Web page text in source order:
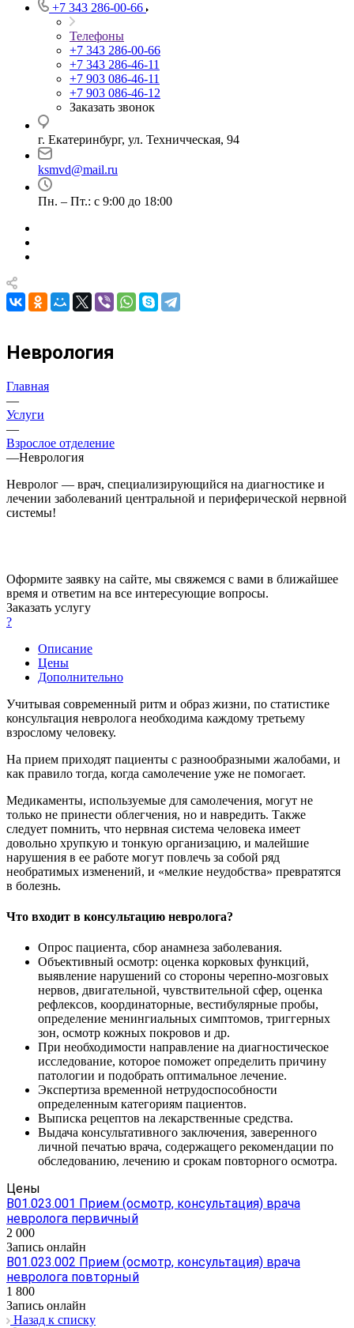
+7 343 286-00-66
Телефоны
+7 343 286-00-66
+7 343 286-46-11
+7 903 086-46-11
+7 903 086-46-12
Заказать звонок
г. Екатеринбург, ул. Техничческая, 94
ksmvd@mail.ru
Пн. – Пт.: с 9:00 до 18:00
Неврология
Главная
—
Услуги
—
Взрослое отделение
—Неврология
Невролог — врач, специализирующийся на диагностике и
лечении заболеваний центральной и периферической нервной
системы!
Оформите заявку на сайте, мы свяжемся с вами в ближайшее
время и ответим на все интересующие вопросы.
Заказать услугу
?
Описание
Цены
Дополнительно
Учитывая современный ритм и образ жизни, по статистике
консультация невролога необходима каждому третьему
взрослому человеку.
На прием приходят пациенты с разнообразными жалобами, и
как правило тогда, когда самолечение уже не помогает.
Медикаменты, используемые для самолечения, могут не
только не принести облегчения, но и навредить. Также
следует помнить, что нервная система человека имеет
довольно хрупкую и тонкую организацию, и малейшие
нарушения в ее работе могут повлечь за собой ряд
необратимых изменений, и «мелкие неудобства» превратятся
в болезнь.
Что входит в консультацию невролога?
Опрос пациента, сбор анамнеза заболевания.
Объективный осмотр: оценка корковых функций,
выявление нарушений со стороны черепно-мозговых
нервов, двигательной, чувствительной сфер, оценка
рефлексов, координаторные, вестибулярные пробы,
определение менингиальных симптомов, триггерных
зон, осмотр кожных покровов и др.
При необходимости направление на диагностическое
исследование, которое поможет определить причину
патологии и подобрать оптимальное лечение.
Экспертиза временной нетрудоспособности
определенным категориям пациентов.
Выписка рецептов на лекарственные средства.
Выдача консультативного заключения, заверенного
личной печатью врача, содержащего рекомендации по
обследованию, лечению и срокам повторного осмотра.
Цены
В01.023.001 Прием (осмотр, консультация) врача
невролога первичный
2 000
Запись онлайн
В01.023.002 Прием (осмотр, консультация) врача
невролога повторный
1 800
Запись онлайн
Назад к списку